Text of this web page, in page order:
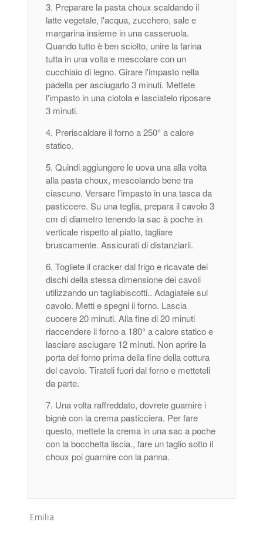
Preparare la pasta choux scaldando il
latte vegetale, l'acqua, zucchero, sale e
margarina insieme in una casseruola.
Quando tutto è ben sciolto, unire la farina
tutta in una volta e mescolare con un
cucchiaio di legno. Girare l'impasto nella
padella per asciugarlo 3 minuti. Mettete
l'impasto in una ciotola e lasciatelo riposare
3 minuti.
Preriscaldare il forno a 250° a calore
statico.
Quindi aggiungere le uova una alla volta
alla pasta choux, mescolando bene tra
ciascuno. Versare l'impasto in una tasca da
pasticcere. Su una teglia, prepara il cavolo 3
cm di diametro tenendo la sac à poche in
verticale rispetto al piatto, tagliare
bruscamente. Assicurati di distanziarli.
Togliete il cracker dal frigo e ricavate dei
dischi della stessa dimensione dei cavoli
utilizzando un tagliabiscotti.. Adagiatele sul
cavolo. Metti e spegni il forno. Lascia
cuocere 20 minuti. Alla fine di 20 minuti
riaccendere il forno a 180° a calore statico e
lasciare asciugare 12 minuti. Non aprire la
porta del forno prima della fine della cottura
del cavolo. Tirateli fuori dal forno e metteteli
da parte.
Una volta raffreddato, dovrete guarnire i
bignè con la crema pasticciera. Per fare
questo, mettete la crema in una sac a poche
con la bocchetta liscia., fare un taglio sotto il
choux poi guarnire con la panna.
Emilia